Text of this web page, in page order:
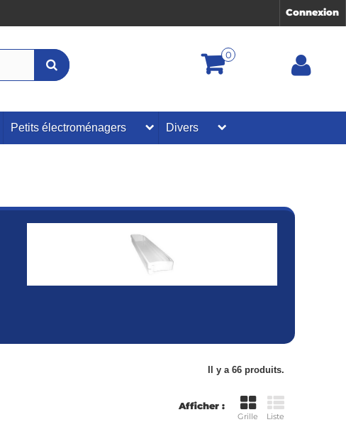
Connexion
0
Petits électroménagers Divers
Il y a 66 produits.
Afficher :
Grille Liste